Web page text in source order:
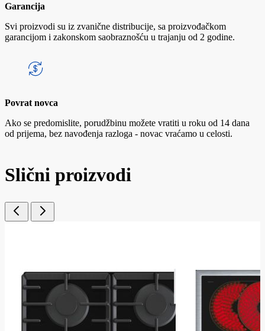
Garancija
Svi proizvodi su iz zvanične distribucije, sa proizvođačkom
garancijom i zakonskom saobraznošću u trajanju od 2 godine.
Povrat novca
Ako se predomislite, porudžbinu možete vratiti u roku od 14 dana
od prijema, bez navođenja razloga - novac vraćamo u celosti.
Slični proizvodi